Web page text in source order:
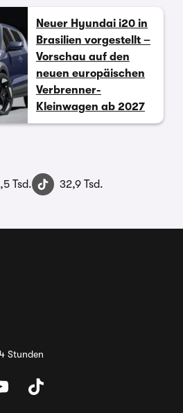
Neuer Hyundai i20 in
Brasilien vorgestellt –
Vorschau auf den
neuen europäischen
Verbrenner-
Kleinwagen ab 2027
Tsd. 32,9 Tsd.
Stunden